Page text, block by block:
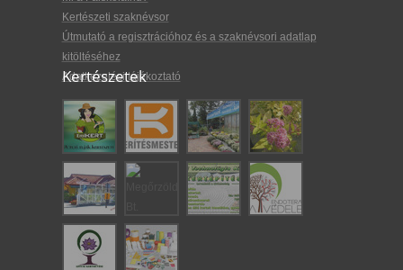
Kertészeti szaknévsor
Útmutató a regisztrációhoz és a szaknévsori adatlap
kitöltéséhez
Adatkezelési tájékoztató
Kertészetek